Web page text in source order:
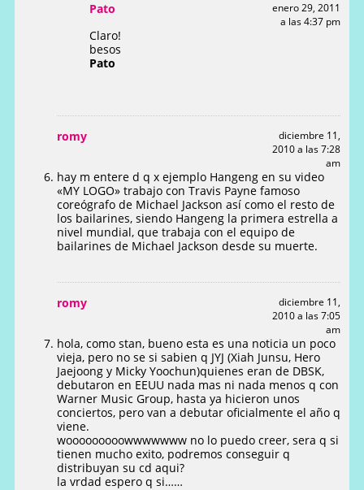
Pato
enero 29, 2011
a las 4:37 pm
Claro!
besos
Pato
romy
diciembre 11,
2010 a las 7:28
am
hay m entere d q x ejemplo Hangeng en su video
«MY LOGO» trabajo con Travis Payne famoso
coreógrafo de Michael Jackson así como el resto de
los bailarines, siendo Hangeng la primera estrella a
nivel mundial, que trabaja con el equipo de
bailarines de Michael Jackson desde su muerte.
romy
diciembre 11,
2010 a las 7:05
am
hola, como stan, bueno esta es una noticia un poco
vieja, pero no se si sabien q JYJ (Xiah Junsu, Hero
Jaejoong y Micky Yoochun)quienes eran de DBSK,
debutaron en EEUU nada mas ni nada menos q con
Warner Music Group, hasta ya hicieron unos
conciertos, pero van a debutar oficialmente el año q
viene.
wooooooooowwwwwww no lo puedo creer, sera q si
tienen mucho exito, podremos conseguir q
distribuyan su cd aqui?
la vrdad espero q si……